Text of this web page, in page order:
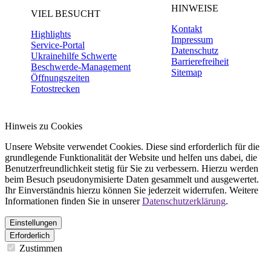
VIEL BESUCHT
Highlights
Service-Portal
Ukrainehilfe Schwerte
Beschwerde-Management
Öffnungszeiten
Fotostrecken
HINWEISE
Kontakt
Impressum
Datenschutz
Barrierefreiheit
Sitemap
Hinweis zu Cookies
Unsere Website verwendet Cookies. Diese sind erforderlich für die
grundlegende Funktionalität der Website und helfen uns dabei, die
Benutzerfreundlichkeit stetig für Sie zu verbessern. Hierzu werden
beim Besuch pseudonymisierte Daten gesammelt und ausgewertet.
Ihr Einverständnis hierzu können Sie jederzeit widerrufen. Weitere
Informationen finden Sie in unsererDatenschutzerklärung.
Einstellungen
Erforderlich
Zustimmen